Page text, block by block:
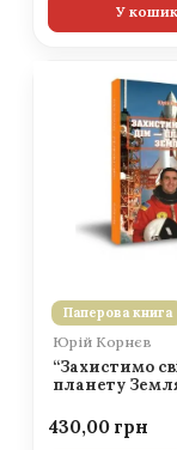
У кошик
Паперова книга
Юрій Корнєв
“Захистимо
планету
430,00